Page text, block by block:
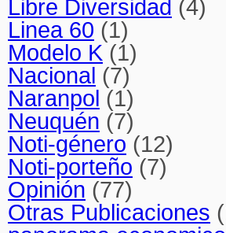
Libre Diversidad (4)
Linea 60 (1)
Modelo K (1)
Nacional (7)
Naranpol (1)
Neuquén (7)
Noti-género (12)
Noti-porteño (7)
Opinión (77)
Otras Publicaciones